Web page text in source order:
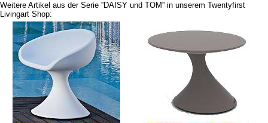
Weitere Artikel aus der Serie ''DAISY und TOM'' in unserem Twentyfirst
Livingart Shop: